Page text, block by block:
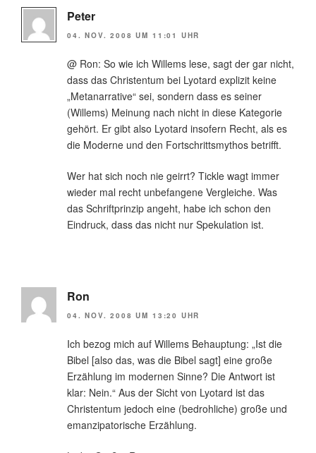
Peter
04. NOV. 2008 UM 11:01 UHR
@ Ron: So wie ich Willems lese, sagt der gar nicht,
dass das Christentum bei Lyotard explizit keine
„Metanarrative“ sei, sondern dass es seiner
(Willems) Meinung nach nicht in diese Kategorie
gehört. Er gibt also Lyotard insofern Recht, als es
die Moderne und den Fortschrittsmythos betrifft.
Wer hat sich noch nie geirrt? Tickle wagt immer
wieder mal recht unbefangene Vergleiche. Was
das Schriftprinzip angeht, habe ich schon den
Eindruck, dass das nicht nur Spekulation ist.
Ron
04. NOV. 2008 UM 13:20 UHR
Ich bezog mich auf Willems Behauptung: „Ist die
Bibel [also das, was die Bibel sagt] eine große
Erzählung im modernen Sinne? Die Antwort ist
klar: Nein.“ Aus der Sicht von Lyotard ist das
Christentum jedoch eine (bedrohliche) große und
emanzipatorische Erzählung.